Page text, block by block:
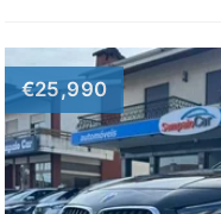
€25,990